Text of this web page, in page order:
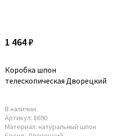
1 464 ₽
Коробка шпон
телескопическая Дворецкий
В наличии
Артикул: 8690
Материал: натуральный шпон